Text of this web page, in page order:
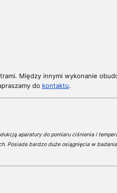
Między innymi wykonanie
do kontaktu.
aparatury do pomiaru ciśnienia i
Posiada bardzo duże osiągnięcia w